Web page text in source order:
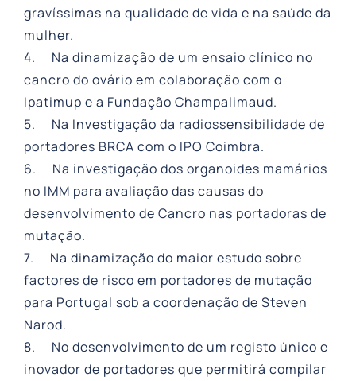
gravíssimas na qualidade de vida e na saúde da
mulher.
4. Na dinamização de um ensaio clínico no
cancro do ovário em colaboração com o
Ipatimup e a Fundação Champalimaud.
5. Na Investigação da radiossensibilidade de
portadores BRCA com o IPO Coimbra.
6. Na investigação dos organoides mamários
no IMM para avaliação das causas do
desenvolvimento de Cancro nas portadoras de
mutação.
7. Na dinamização do maior estudo sobre
factores de risco em portadores de mutação
para Portugal sob a coordenação de Steven
Narod.
8. No desenvolvimento de um registo único e
inovador de portadores que permitirá compilar